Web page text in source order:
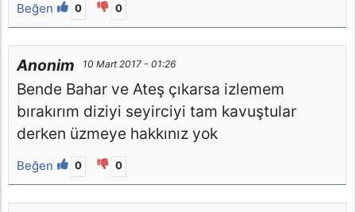
Beğen 0 0
Anonim 10 Mart 2017 - 01:26
Bende Bahar ve Ateş çıkarsa izlemem
bırakırım diziyi seyirciyi tam kavuştular
derken üzmeye hakkınız yok
Beğen 0 0